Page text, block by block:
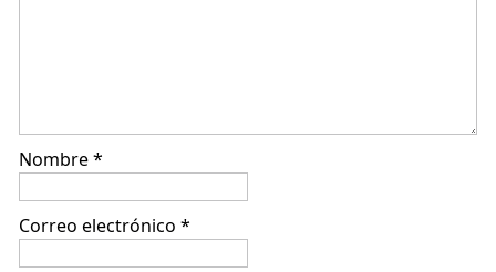
Nombre*
Correo electrónico *